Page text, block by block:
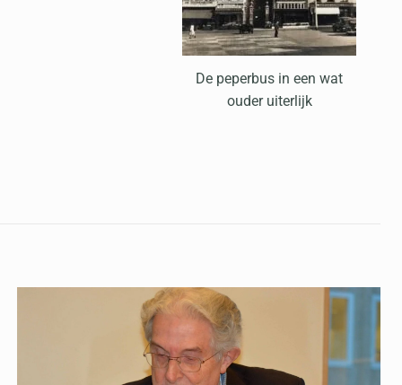
De peperbus in een wat
ouder uiterlijk